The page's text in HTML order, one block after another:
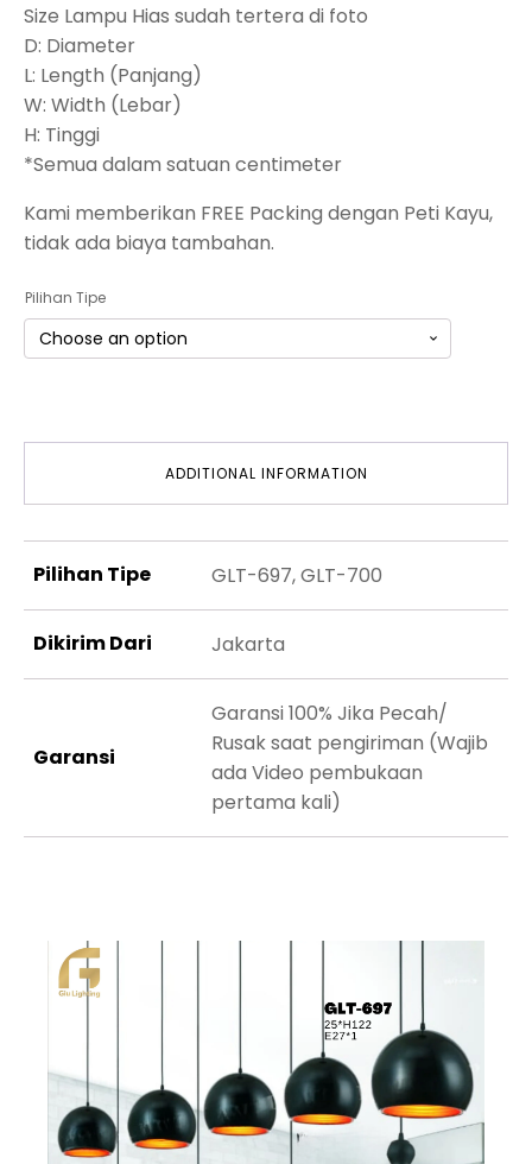
Size Lampu Hias sudah tertera di foto
D: Diameter
L: Length (Panjang)
W: Width (Lebar)
H: Tinggi
*Semua dalam satuan centimeter
Kami memberikan FREE Packing dengan Peti Kayu,
tidak ada biaya tambahan.
Pilihan Tipe
ADDITIONAL INFORMATION
Pilihan Tipe GLT-697, GLT-700
Dikirim Dari Jakarta
Garansi
Garansi 100% Jika Pecah/
Rusak saat pengiriman (Wajib
ada Video pembukaan
pertama kali)